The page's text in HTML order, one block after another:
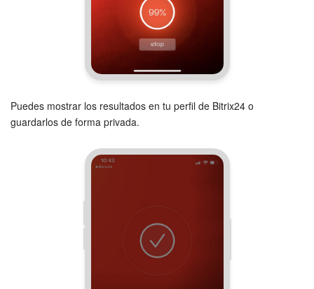
Puedes mostrar los resultados en tu perfil de Bitrix24 o
guardarlos de forma privada.